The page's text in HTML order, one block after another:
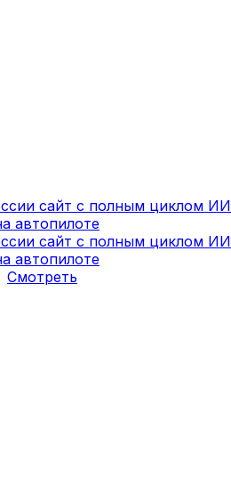
сайт с полным циклом ИИ✦
сайт с полным циклом ИИ✦
Смотреть